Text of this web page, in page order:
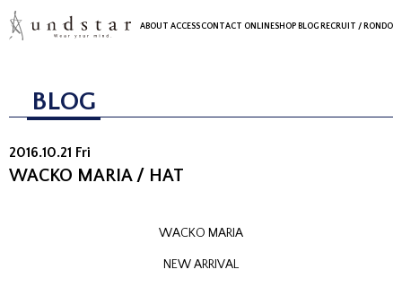
ABOUT ACCESSCONTACT ONLINESHOP BLOG RECRUIT / RONDO
BLOG
2016.10.21 Fri
WACKO MARIA / HAT
WACKO MARIA
NEW ARRIVAL